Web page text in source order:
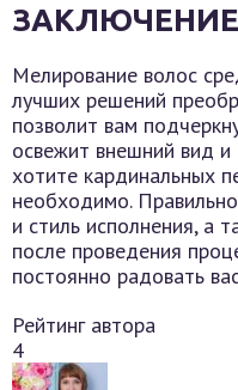
ЗАКЛЮЧЕНИЕ
Мелирование волос
лучших решений
позволит вам
освежит внешний вид
хотите кардинальных
необходимо.
и стиль исполнения, а
после проведения
постоянно радовать
Рейтинг автора
4